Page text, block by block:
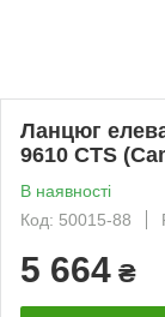
Ланцюг
9610 CTS
В наявності
Код: 50015-88
5 664 ₴